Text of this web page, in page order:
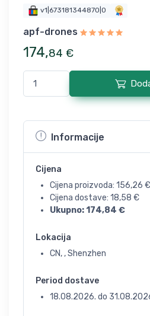
v1|673181344870|0
apf-drones
174,84 €
Informacije
Cijena
Cijena proizvoda: 156,26 €
Cijena dostave: 18,58 €
Ukupno:174,84 €
Lokacija
CN, , Shenzhen
Period dostave
18.08.2026. do